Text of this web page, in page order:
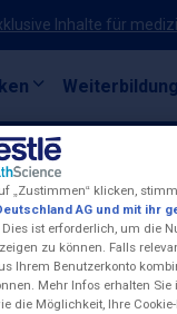
Inhalte für
Weiterbildung
„Zustimmen“ klicken,
AG und mit ihr
Dies ist erforderlich, um die
zu können. Falls
Ihrem Benutzerkonto
Mehr Infos erhalten
die Möglichkeit, Ihre